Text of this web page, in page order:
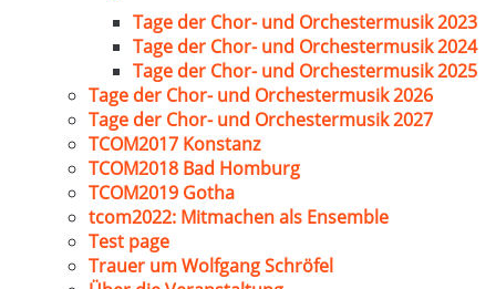
Tage der Chor- und Orchestermusik 2023
Tage der Chor- und Orchestermusik 2024
Tage der Chor- und Orchestermusik 2025
Tage der Chor- und Orchestermusik 2026
Tage der Chor- und Orchestermusik 2027
TCOM2017 Konstanz
TCOM2018 Bad Homburg
TCOM2019 Gotha
tcom2022: Mitmachen als Ensemble
Test page
Trauer um Wolfgang Schröfel